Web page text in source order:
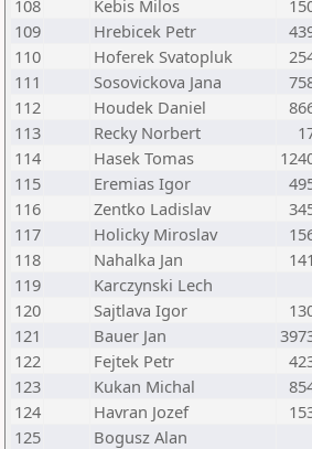
108
Kebis Milos
109
Hrebicek Petr
110
Hoferek Svatopluk
111
Sosovickova Jana
112
Houdek Daniel
113
Recky Norbert
114
Hasek Tomas
115
Eremias Igor
116
Zentko Ladislav
117
Holicky Miroslav
118
Nahalka Jan
119
Karczynski Lech
120
Sajtlava Igor
121
Bauer Jan
122
Fejtek Petr
123
Kukan Michal
124
Havran Jozef
125
Bogusz Alan